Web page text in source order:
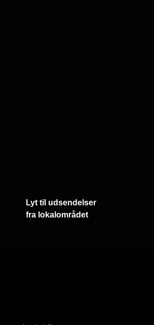
Lyt til udsendelser
fra lokalområdet